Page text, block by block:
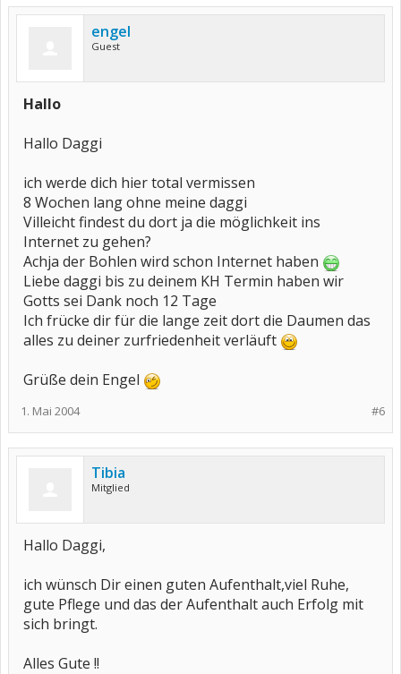
engel
Guest
Hallo
Hallo Daggi
ich werde dich hier total vermissen
8 Wochen lang ohne meine daggi
Villeicht findest du dort ja die möglichkeit ins
Internet zu gehen?
Achja der Bohlen wird schon Internet haben
Liebe daggi bis zu deinem KH Termin haben wir
Gotts sei Dank noch 12 Tage
Ich frücke dir für die lange zeit dort die Daumen das
alles zu deiner zurfriedenheit verläuft
Grüße dein Engel
#6
1. Mai 2004
Tibia
Mitglied
Hallo Daggi,
ich wünsch Dir einen guten Aufenthalt,viel Ruhe,
gute Pflege und das der Aufenthalt auch Erfolg mit
sich bringt.
Alles Gute !!